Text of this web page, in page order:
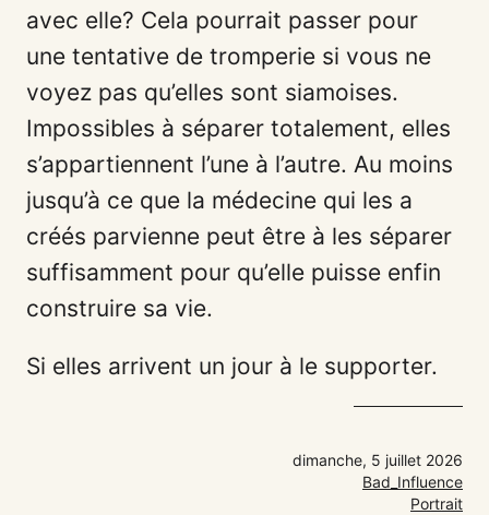
avec elle? Cela pourrait passer pour
une tentative de tromperie si vous ne
voyez pas qu’elles sont siamoises.
Impossibles à séparer totalement, elles
s’appartiennent l’une à l’autre. Au moins
jusqu’à ce que la médecine qui les a
créés parvienne peut être à les séparer
suffisamment pour qu’elle puisse enfin
construire sa vie.
Si elles arrivent un jour à le supporter.
dimanche, 5 juillet 2026
Bad_Influence
Portrait